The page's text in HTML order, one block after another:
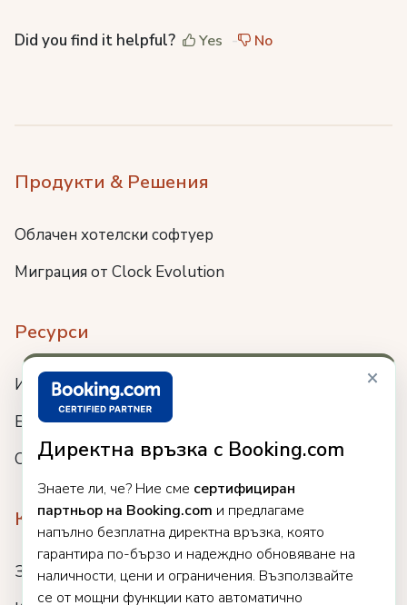
×
Директна връзка с Booking.com
Знаете ли, че? Ние сме сертифициран
партньор на Booking.com и предлагаме
напълно безплатна директна връзка, която
гарантира по-бързо и надеждно обновяване на
наличности, цени и ограничения. Възползвайте
се от мощни функции като автоматично
Did you find it helpful? Yes No
Продукти & Решения
Облачен хотелски софтуер
Миграция от Clock Evolution
Ресурси
Интеграции
Блог
Събития
Компания
За нас